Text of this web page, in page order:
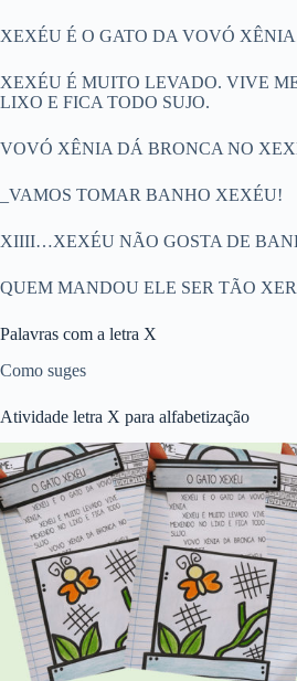
XEXÉU É O GATO DA VOVÓ
XEXÉU É MUITO LEVADO. VIVE
LIXO E FICA TODO SUJO.
VOVÓ XÊNIA DÁ BRONCA NO
_VAMOS TOMAR BANHO XEXÉU!
XIIII…XEXÉU NÃO GOSTA DE
QUEM MANDOU ELE SER TÃO
Palavras com a letra X
Como suges
Atividade letra X para alfabetização